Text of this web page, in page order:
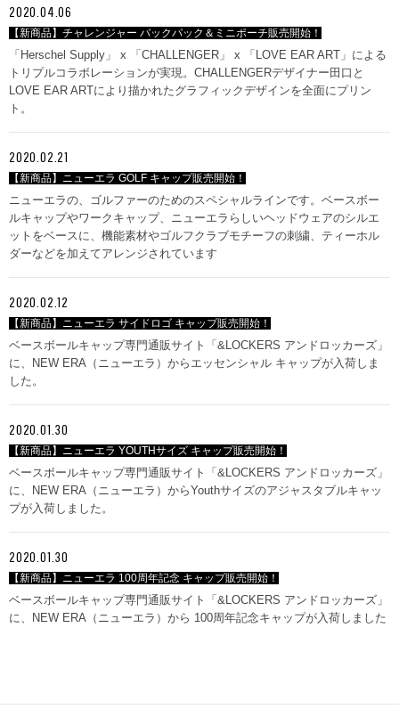
2020.04.06
【新商品】チャレンジャー バックパック＆ミニポーチ販売開始！
「Herschel Supply」 x 「CHALLENGER」 x 「LOVE EAR ART」による
トリプルコラボレーションが実現。CHALLENGERデザイナー田口と
LOVE EAR ARTにより描かれたグラフィックデザインを全面にプリン
ト。
2020.02.21
【新商品】ニューエラ GOLF キャップ販売開始！
ニューエラの、ゴルファーのためのスペシャルラインです。ベースボー
ルキャップやワークキャップ、ニューエラらしいヘッドウェアのシルエ
ットをベースに、機能素材やゴルフクラブモチーフの刺繍、ティーホル
ダーなどを加えてアレンジされています
2020.02.12
【新商品】ニューエラ サイドロゴ キャップ販売開始！
ベースボールキャップ専門通販サイト「&LOCKERS アンドロッカーズ」
に、NEW ERA（ニューエラ）からエッセンシャル キャップが入荷しま
した。
2020.01.30
【新商品】ニューエラ YOUTHサイズ キャップ販売開始！
ベースボールキャップ専門通販サイト「&LOCKERS アンドロッカーズ」
に、NEW ERA（ニューエラ）からYouthサイズのアジャスタブルキャッ
プが入荷しました。
2020.01.30
【新商品】ニューエラ 100周年記念 キャップ販売開始！
ベースボールキャップ専門通販サイト「&LOCKERS アンドロッカーズ」
に、NEW ERA（ニューエラ）から 100周年記念キャップが入荷しました